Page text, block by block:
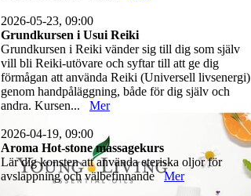
2026-05-23, 09:00
Grundkursen i Usui Reiki
Grundkursen i Reiki vänder sig till dig som själv
vill bli Reiki-utövare och syftar till att ge dig
förmågan att använda Reiki (Universell livsenergi)
genom handpåläggning, både för dig själv och
andra. Kursen... Mer
2026-04-19, 09:00
Aroma Hot-stone massagekurs
Lär dig konsten att använda eteriska oljor för
avslappning och välbefinnandeMer